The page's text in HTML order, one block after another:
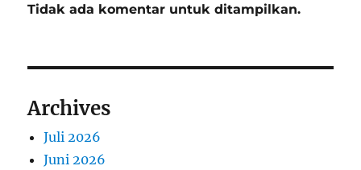
Tidak ada komentar untuk ditampilkan.
Archives
Juli 2026
Juni 2026